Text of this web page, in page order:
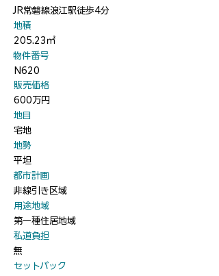
JR常磐線浪江駅徒歩4分
地積
205.23㎡
​物件番号
N620
​販売価格
600万円
​地目
宅地
​地勢
平坦
​都市計画
非線引き区域
​用途地域
第一種住居地域
​私道負担
無
​セットバック